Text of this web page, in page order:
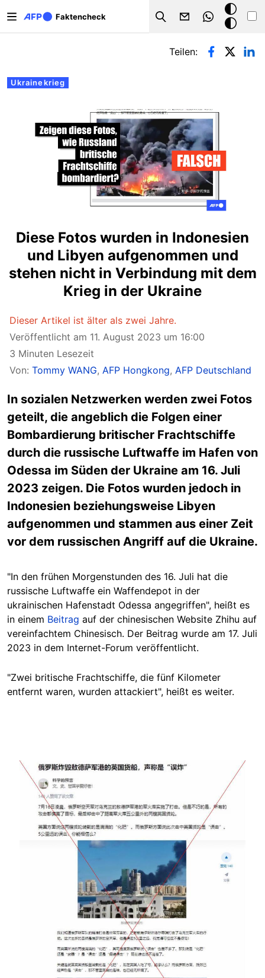
Faktencheck
Search
Dark
Mode
Primäre Reiter
Ukrainekrieg
Teilen:
Diese Fotos wurden in Indonesien
und Libyen aufgenommen und
stehen nicht in Verbindung mit dem
Krieg in der Ukraine
Dieser Artikel ist älter als zwei Jahre.
Veröffentlicht am 11. August 2023 um 16:00
3 Minuten Lesezeit
Von: Tommy WANG, AFP Hongkong, AFP Deutschland
In sozialen Netzwerken werden zwei Fotos
geteilt, die angeblich die Folgen einer
Bombardierung britischer Frachtschiffe
durch die russische Luftwaffe im Hafen von
Odessa im Süden der Ukraine am 16. Juli
2023 zeigen. Die Fotos wurden jedoch in
Indonesien beziehungsweise Libyen
aufgenommen und stammen aus einer Zeit
vor dem russischen Angriff auf die Ukraine.
"In den frühen Morgenstunden des 16. Juli hat die
russische Luftwaffe ein Waffendepot in der
ukrainischen Hafenstadt Odessa angegriffen", heißt es
in einem Beitrag auf der chinesischen Website Zhihu auf
vereinfachtem Chinesisch. Der Beitrag wurde am 17. Juli
2023 in dem Internet-Forum veröffentlicht.
"Zwei britische Frachtschiffe, die fünf Kilometer
entfernt waren, wurden attackiert", heißt es weiter.
Image